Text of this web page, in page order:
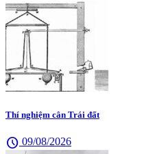
Thí nghiệm cân Trái đất
schedule 09/08/2026